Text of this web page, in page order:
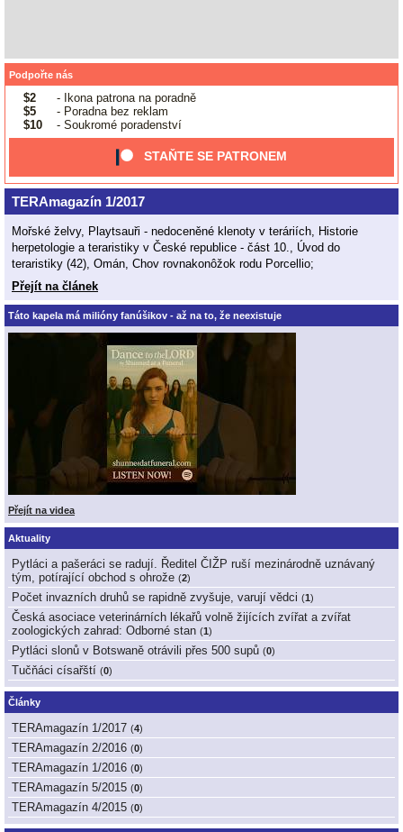
Podpořte nás
$2
- Ikona patrona na poradně
$5
- Poradna bez reklam
$10
- Soukromé poradenství
STAŇTE SE PATRONEM
TERAmagazín 1/2017
Mořské želvy, Playtsauři - nedoceněné klenoty v teráriích, Historie
herpetologie a teraristiky v České republice - část 10., Úvod do
teraristiky (42), Omán, Chov rovnakonôžok rodu Porcellio;
Přejít na článek
Táto kapela má milióny fanúšikov - až na to, že neexistuje
Přejít na videa
Aktuality
Pytláci a pašeráci se radují. Ředitel ČIŽP ruší mezinárodně uznávaný
tým, potírající obchod s ohrože (2)
Počet invazních druhů se rapidně zvyšuje, varují vědci (1)
Česká asociace veterinárních lékařů volně žijících zvířat a zvířat
zoologických zahrad: Odborné stan (1)
Pytláci slonů v Botswaně otrávili přes 500 supů (0)
Tučňáci císařští (0)
Články
TERAmagazín 1/2017 (4)
TERAmagazín 2/2016 (0)
TERAmagazín 1/2016 (0)
TERAmagazín 5/2015 (0)
TERAmagazín 4/2015 (0)